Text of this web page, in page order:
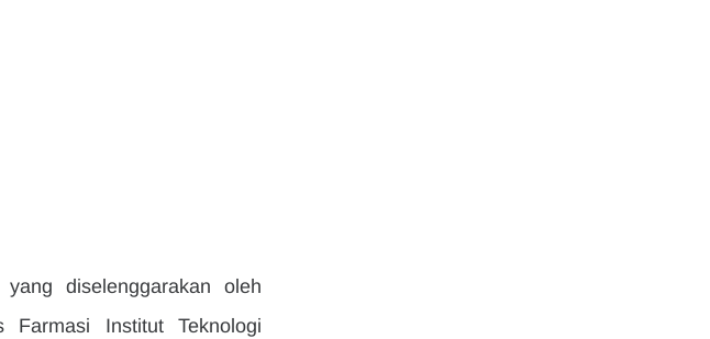
diselenggarakan oleh
Farmasi Institut Teknologi